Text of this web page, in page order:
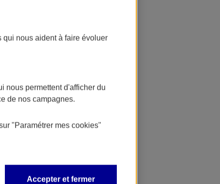
qui nous aident à faire évoluer
nous permettent d'afficher du
de nos campagnes.
"Paramétrer mes cookies"
Accepter et fermer